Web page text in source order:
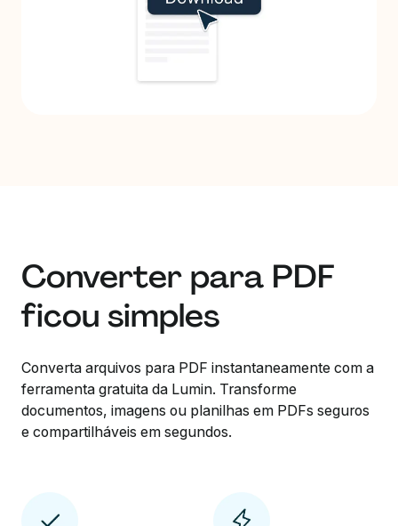
Converter para PDF
ficou simples
Converta arquivos para PDF instantaneamente com a
ferramenta gratuita da Lumin. Transforme
documentos, imagens ou planilhas em PDFs seguros
e compartilháveis em segundos.